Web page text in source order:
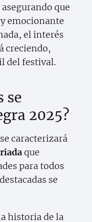
que
emocionante
el interés
creciendo,
del festival.
se
2025?
caracterizará
que
para todos
se
historia de la